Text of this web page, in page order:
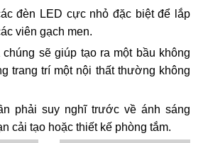
đèn LED cực nhỏ đặc biệt để lắp
viên gạch men.
sẽ giúp tạo ra một bầu không
trang trí một nội thất thường không
phải suy nghĩ trước về ánh sáng
cải tạo hoặc thiết kế phòng tắm.